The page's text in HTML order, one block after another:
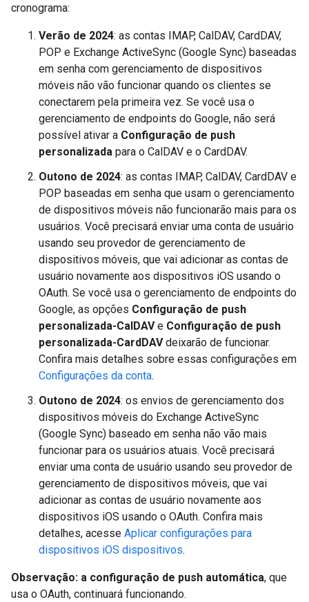
cronograma:
Verão de 2024: as contas IMAP, CalDAV, CardDAV,
POP e Exchange ActiveSync (Google Sync) baseadas
em senha com gerenciamento de dispositivos
móveis não vão funcionar quando os clientes se
conectarem pela primeira vez. Se você usa o
gerenciamento de endpoints do Google, não será
possível ativar a Configuração de push
personalizada para o CalDAV e o CardDAV.
Outono de 2024: as contas IMAP, CalDAV, CardDAV e
POP baseadas em senha que usam o gerenciamento
de dispositivos móveis não funcionarão mais para os
usuários. Você precisará enviar uma conta de usuário
usando seu provedor de gerenciamento de
dispositivos móveis, que vai adicionar as contas de
usuário novamente aos dispositivos iOS usando o
OAuth. Se você usa o gerenciamento de endpoints do
Google, as opções Configuração de push
personalizada-CalDAVe Configuração de push
personalizada-CardDAVdeixarão de funcionar.
Confira mais detalhes sobre essas configurações em
Configurações da conta.
Outono de 2024: os envios de gerenciamento dos
dispositivos móveis do Exchange ActiveSync
(Google Sync) baseado em senha não vão mais
funcionar para os usuários atuais. Você precisará
enviar uma conta de usuário usando seu provedor de
gerenciamento de dispositivos móveis, que vai
adicionar as contas de usuário novamente aos
dispositivos iOS usando o OAuth. Confira mais
detalhes, acesse Aplicar configurações para
dispositivos iOS dispositivos.
Observação: a configuração de push automática, que
usa o OAuth, continuará funcionando.